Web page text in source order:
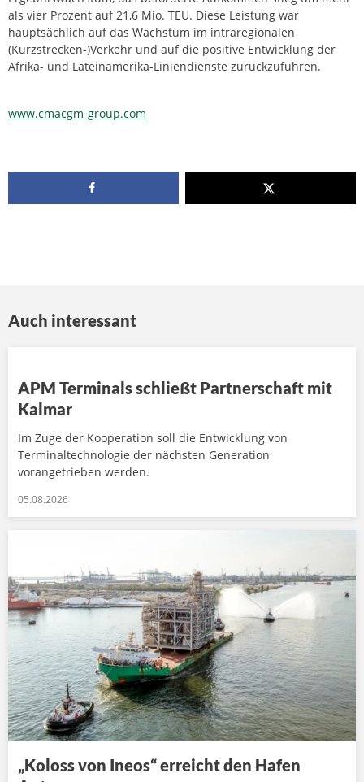
als vier Prozent auf 21,6 Mio. TEU. Diese Leistung war
hauptsächlich auf das Wachstum im intraregionalen
(Kurzstrecken-)Verkehr und auf die positive Entwicklung der
Afrika- und Lateinamerika-Liniendienste zurückzuführen.
www.cmacgm-group.com
Auch interessant
APM Terminals schließt Partnerschaft mit
Kalmar
Im Zuge der Kooperation soll die Entwicklung von
Terminaltechnologie der nächsten Generation
vorangetrieben werden.
05.08.2026
„Koloss von Ineos“ erreicht den Hafen